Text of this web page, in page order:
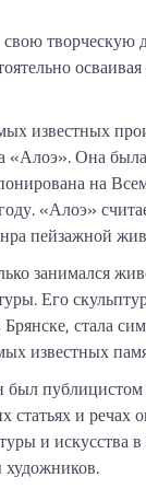
творческую
известных
«Алоэ». Она
на
«Алоэ»
пейзажной
занимался
Его
стала
известных
статьях и речах
и искусства